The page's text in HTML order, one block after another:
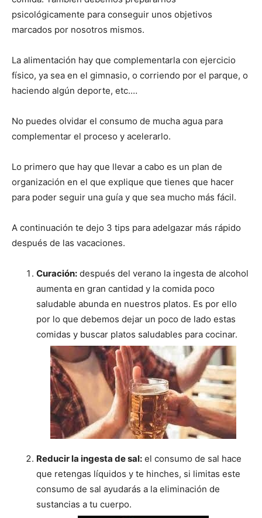
psicológicamente para conseguir unos objetivos
marcados por nosotros mismos.
La alimentación hay que complementarla con ejercicio
físico, ya sea en el gimnasio, o corriendo por el parque, o
haciendo algún deporte, etc.…
No puedes olvidar el consumo de mucha agua para
complementar el proceso y acelerarlo.
Lo primero que hay que llevar a cabo es un plan de
organización en el que explique que tienes que hacer
para poder seguir una guía y que sea mucho más fácil.
A continuación te dejo 3 tips para adelgazar más rápido
después de las vacaciones.
Curación: después del verano la ingesta de alcohol
aumenta en gran cantidad y la comida poco
saludable abunda en nuestros platos. Es por ello
por lo que debemos dejar un poco de lado estas
comidas y buscar platos saludables para cocinar.
Reducir la ingesta de sal: el consumo de sal hace
que retengas líquidos y te hinches, si limitas este
consumo de sal ayudarás a la eliminación de
sustancias a tu cuerpo.